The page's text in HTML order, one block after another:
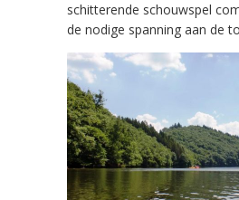
schitterende schouwspel
de nodige spanning aan de